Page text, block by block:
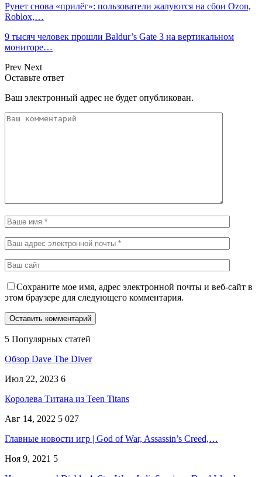
Рунет снова «прилёг»: пользователи жалуются на сбои Ozon,
Roblox,…
9 тысяч человек прошли Baldur’s Gate 3 на вертикальном
мониторе…
Prev Next
Оставьте ответ
Ваш электронный адрес не будет опубликован.
Сохраните мое имя, адрес электронной почты и веб-сайт в
этом браузере для следующего комментария.
5 Популярных статей
Обзор Dave The Diver
Июл 22, 2023 6
Королева Титана из Teen Titans
Авг 14, 2022 5 027
Главные новости игр | God of War, Assassin’s Creed,…
Ноя 9, 2021 5